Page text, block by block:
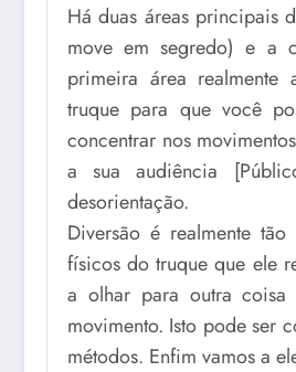
Há duas áreas principais
move em segredo) e a
primeira área realmente
truque para que você
concentrar nos
a sua audiência
desorientação.
Diversão é realmente
físicos do truque que ele
a olhar para outra
movimento. Isto pode ser
métodos. Enfim vamos a